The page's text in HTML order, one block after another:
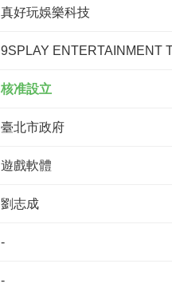
真好玩娛樂科技
9SPLAY ENTERTAINMENT
核准設立
臺北市政府
遊戲軟體
劉志成
-
-